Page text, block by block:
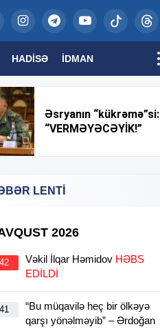
HADISƏ İDMAN
Əsryanın “kükrəmə”si:
“VERMƏYƏCƏYİK!”
LENTİ
2026
Vəkil İlqar Həmidov HƏBS
EDİLDİ
“Bu müqavilə heç bir ölkəyə
qarşı yönəlməyib” – Ərdoğan